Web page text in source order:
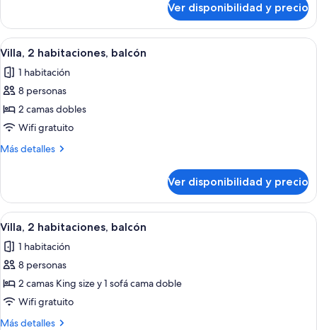
para
no
fumadores,
balcón
doble,
habitación,
no
fumadores,
Ver disponibilidad y precio
Ver
todas
las
fotos
de
Villa,
2
Habitación de hotel con una mesa
11
Villa, 2 habitaciones, balcón
1 habitación
8 personas
2 camas dobles
Wifi gratuito
Más detalles
Más
2
habitaciones,
balcón
Ver disponibilidad y precio
Ver
todas
las
fotos
de
Villa,
2
Habitación de hotel con una mesa
13
Villa, 2 habitaciones, balcón
1 habitación
8 personas
2 camas King size y 1 sofá cama doble
Wifi gratuito
Más detalles
Más